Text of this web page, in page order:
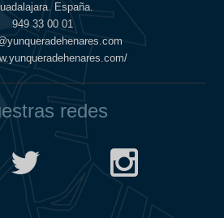
España.
949 33 00 01
redes